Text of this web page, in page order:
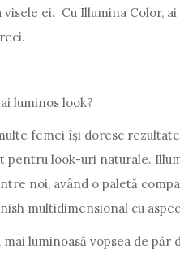
ei. Cu Illumina Color,
luminos look?
femei își doresc
pentru look-uri naturale.
noi, având o paletă
multidimensional cu
mai luminoasă vopsea de